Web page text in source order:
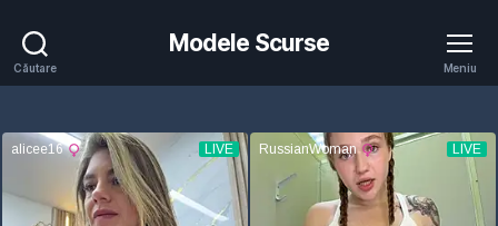
Căutare
Modele Scurse
Meniu